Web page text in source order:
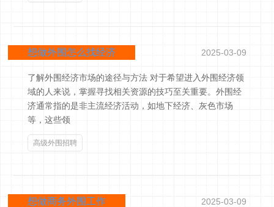
想做外围怎么找经济 2025-03-09
了解外围经济市场的途径与方法 对于希望进入外围经济领
域的人来说，掌握寻找相关资源的技巧至关重要。外围经
济通常指的是非主流经济活动，如地下经济、灰色市场
等，这些领
高级外围招聘
想做商务外围工作 2025-03-09